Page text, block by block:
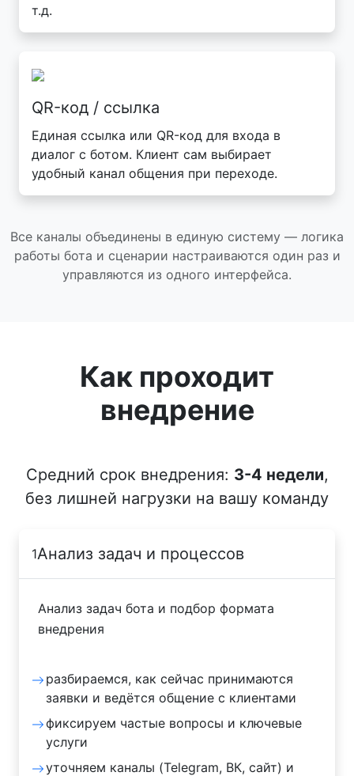
т.д.
QR-код / ссылка
Единая ссылка или QR-код для входа в
диалог с ботом. Клиент сам выбирает
удобный канал общения при переходе.
Все каналы объединены в единую систему — логика
работы бота и сценарии настраиваются один раз и
управляются из одного интерфейса.
Как проходит
внедрение
Средний срок внедрения: 3-4 недели,
без лишней нагрузки на вашу команду
1Анализ задач и процессов
Анализ задач бота и подбор формата
внедрения
разбираемся, как сейчас принимаются
заявки и ведётся общение с клиентами
фиксируем частые вопросы и ключевые
услуги
уточняем каналы (Telegram, ВК, сайт) и